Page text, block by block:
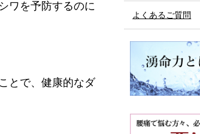
ワを予防するのに
とで、健康的なダ
よくあるご質問